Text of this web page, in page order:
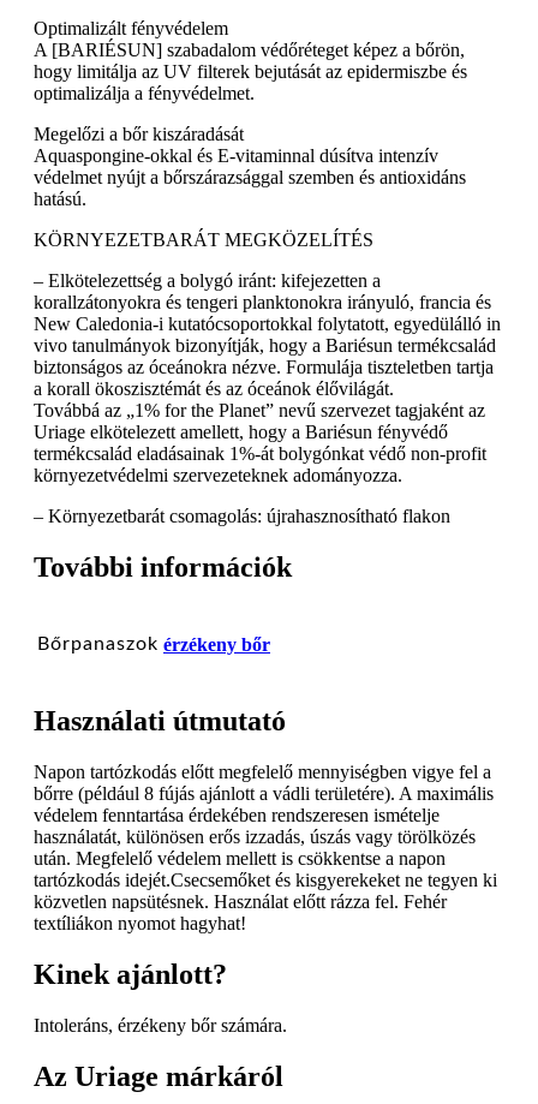
Optimalizált fényvédelem
A [BARIÉSUN] szabadalom védőréteget képez a bőrön,
hogy limitálja az UV filterek bejutását az epidermiszbe és
optimalizálja a fényvédelmet.
Megelőzi a bőr kiszáradását
Aquaspongine-okkal és E-vitaminnal dúsítva intenzív
védelmet nyújt a bőrszárazsággal szemben és antioxidáns
hatású.
KÖRNYEZETBARÁT MEGKÖZELÍTÉS
– Elkötelezettség a bolygó iránt: kifejezetten a
korallzátonyokra és tengeri planktonokra irányuló, francia és
New Caledonia-i kutatócsoportokkal folytatott, egyedülálló in
vivo tanulmányok bizonyítják, hogy a Bariésun termékcsalád
biztonságos az óceánokra nézve. Formulája tiszteletben tartja
a korall ökoszisztémát és az óceánok élővilágát.
Továbbá az „1% for the Planet” nevű szervezet tagjaként az
Uriage elkötelezett amellett, hogy a Bariésun fényvédő
termékcsalád eladásainak 1%-át bolygónkat védő non-profit
környezetvédelmi szervezeteknek adományozza.
– Környezetbarát csomagolás: újrahasznosítható flakon
További információk
Bőrpanaszok érzékeny bőr
Használati útmutató
Napon tartózkodás előtt megfelelő mennyiségben vigye fel a
bőrre (például 8 fújás ajánlott a vádli területére). A maximális
védelem fenntartása érdekében rendszeresen ismételje
használatát, különösen erős izzadás, úszás vagy törölközés
után. Megfelelő védelem mellett is csökkentse a napon
tartózkodás idejét.Csecsemőket és kisgyerekeket ne tegyen ki
közvetlen napsütésnek. Használat előtt rázza fel. Fehér
textíliákon nyomot hagyhat!
Kinek ajánlott?
Intoleráns, érzékeny bőr számára.
Az Uriage márkáról